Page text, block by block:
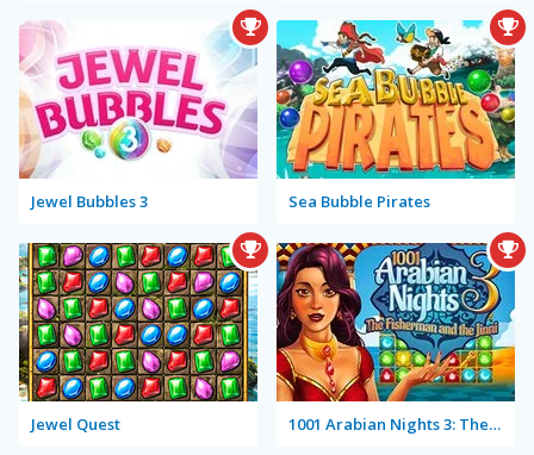
Jewel Bubbles 3 Sea Bubble Pirates
Jewel Quest 1001 Arabian Nights 3: The Fisherman and the Jinni